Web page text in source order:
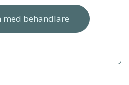
behandlare